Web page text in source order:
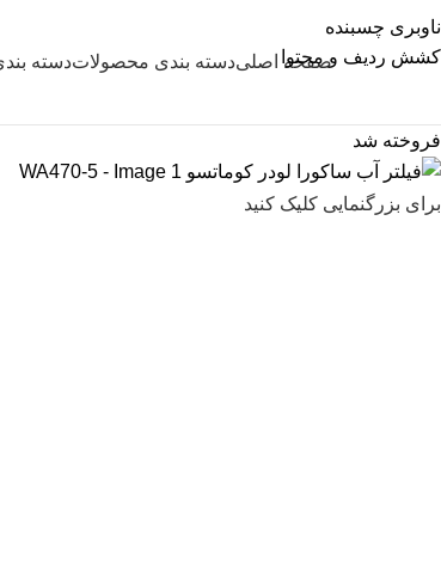
ناوبری چسبنده
کشش ردیف و محتواصفحه اصلیدسته بندی محصولاتدسته
فروخته شد
برای بزرگنمایی کلیک کنید